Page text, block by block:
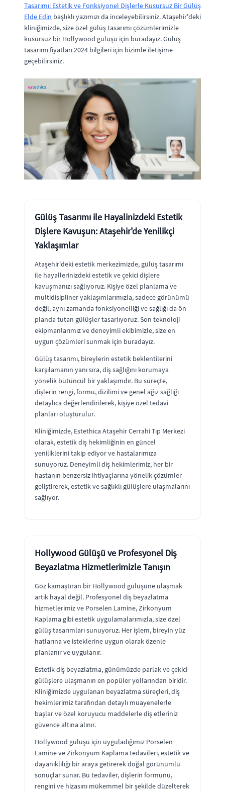
Tasarımı: Estetik ve Fonksiyonel Dişlerle Kusursuz Bir Gülüş
Elde Edin başlıklı yazımızı da inceleyebilirsiniz. Ataşehir'deki
kliniğimizde, size özel gülüş tasarımı çözümlerimizle
kusursuz bir Hollywood gülüşü için buradayız. Gülüş
tasarımı fiyatları 2024 bilgileri için bizimle iletişime
geçebilirsiniz.
Gülüş Tasarımı ile Hayalinizdeki Estetik
Dişlere Kavuşun: Ataşehir'de Yenilikçi
Yaklaşımlar
Ataşehir'deki estetik merkezimizde, gülüş tasarımı
ile hayallerinizdeki estetik ve çekici dişlere
kavuşmanızı sağlıyoruz. Kişiye özel planlama ve
multidisipliner yaklaşımlarımızla, sadece görünümü
değil, aynı zamanda fonksiyonelliği ve sağlığı da ön
planda tutan gülüşler tasarlıyoruz. Son teknoloji
ekipmanlarımız ve deneyimli ekibimizle, size en
uygun çözümleri sunmak için buradayız.
Gülüş tasarımı, bireylerin estetik beklentilerini
karşılamanın yanı sıra, diş sağlığını korumaya
yönelik bütüncül bir yaklaşımdır. Bu süreçte,
dişlerin rengi, formu, dizilimi ve genel ağız sağlığı
detaylıca değerlendirilerek, kişiye özel tedavi
planları oluşturulur.
Kliniğimizde, Estethica Ataşehir Cerrahi Tıp Merkezi
olarak, estetik diş hekimliğinin en güncel
yeniliklerini takip ediyor ve hastalarımıza
sunuyoruz. Deneyimli diş hekimlerimiz, her bir
hastanın benzersiz ihtiyaçlarına yönelik çözümler
geliştirerek, estetik ve sağlıklı gülüşlere ulaşmalarını
sağlıyor.
Hollywood Gülüşü ve Profesyonel Diş
Beyazlatma Hizmetlerimizle Tanışın
Göz kamaştıran bir Hollywood gülüşüne ulaşmak
artık hayal değil. Profesyonel diş beyazlatma
hizmetlerimiz ve Porselen Lamine, Zirkonyum
Kaplama gibi estetik uygulamalarımızla, size özel
gülüş tasarımları sunuyoruz. Her işlem, bireyin yüz
hatlarına ve isteklerine uygun olarak özenle
planlanır ve uygulanır.
Estetik diş beyazlatma, günümüzde parlak ve çekici
gülüşlere ulaşmanın en popüler yollarından biridir.
Kliniğimizde uygulanan beyazlatma süreçleri, diş
hekimlerimiz tarafından detaylı muayenelerle
başlar ve özel koruyucu maddelerle diş etleriniz
güvence altına alınır.
Hollywood gülüşü için uyguladığımız Porselen
Lamine ve Zirkonyum Kaplama tedavileri, estetik ve
dayanıklılığı bir araya getirerek doğal görünümlü
sonuçlar sunar. Bu tedaviler, dişlerin formunu,
rengini ve hizasını mükemmel bir şekilde düzelterek